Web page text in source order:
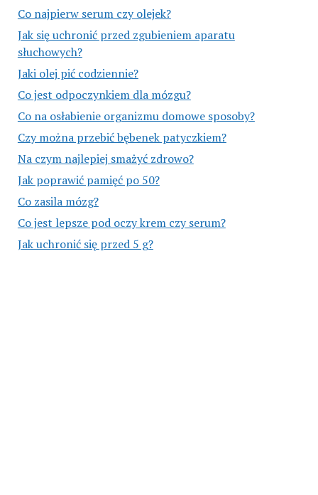
Co najpierw serum czy olejek?
Jak się uchronić przed zgubieniem aparatu
słuchowych?
Jaki olej pić codziennie?
Co jest odpoczynkiem dla mózgu?
Co na osłabienie organizmu domowe sposoby?
Czy można przebić bębenek patyczkiem?
Na czym najlepiej smażyć zdrowo?
Jak poprawić pamięć po 50?
Co zasila mózg?
Co jest lepsze pod oczy krem czy serum?
Jak uchronić się przed 5 g?